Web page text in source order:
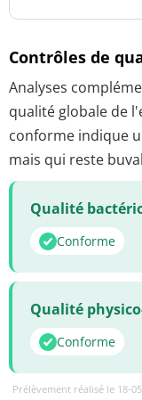
Contrôles de
Analyses
qualité globale de
conforme indique
mais qui reste
Qualité
Conforme
Qualité
Conforme
Prélèvement réalisé le 18-